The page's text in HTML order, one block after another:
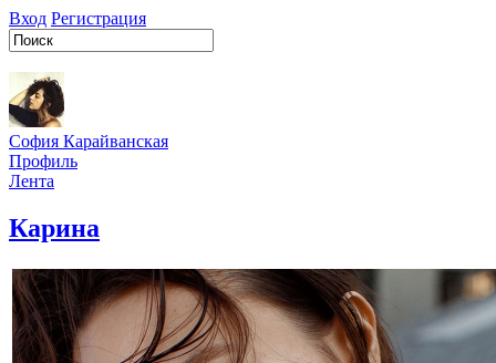
Вход Регистрация
София Карайванская
Профиль
Лента
Карина